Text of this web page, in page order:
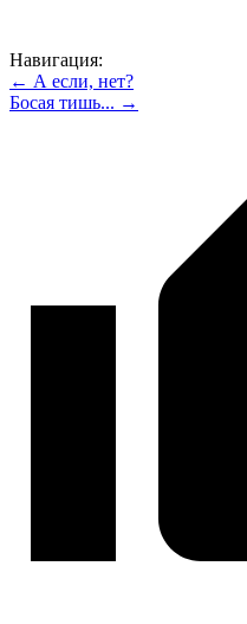
Навигация:
← А если, нет?
Босая тишь... →